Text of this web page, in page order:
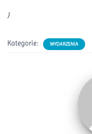
)
Kategorie: WYDARZENIA